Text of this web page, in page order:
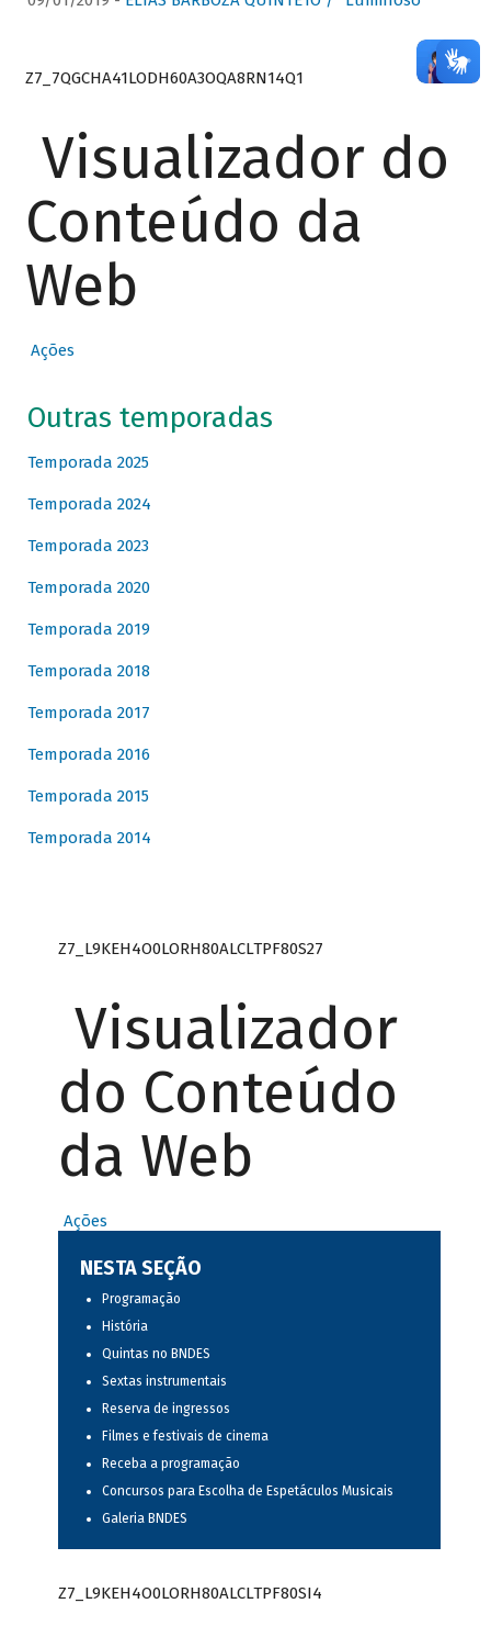
Z7_7QGCHA41LODH60A3OQA8RN14Q1
Visualizador do
Conteúdo da
Web
Ações
Outras temporadas
Temporada 2025
Temporada 2024
Temporada 2023
Temporada 2020
Temporada 2019
Temporada 2018
Temporada 2017
Temporada 2016
Temporada 2015
Temporada 2014
Z7_L9KEH4O0LORH80ALCLTPF80S27
Visualizador
do Conteúdo
da Web
Ações
NESTA SEÇÃO
Programação
História
Quintas no BNDES
Sextas instrumentais
Reserva de ingressos
Filmes e festivais de cinema
Receba a programação
Concursos para Escolha de Espetáculos Musicais
Galeria BNDES
Z7_L9KEH4O0LORH80ALCLTPF80SI4